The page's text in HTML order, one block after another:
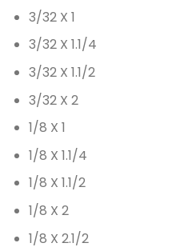
3/32 X 1
3/32 X 1.1/4
3/32 X 1.1/2
3/32 X 2
1/8 X 1
1/8 X 1.1/4
1/8 X 1.1/2
1/8 X 2
1/8 X 2.1/2